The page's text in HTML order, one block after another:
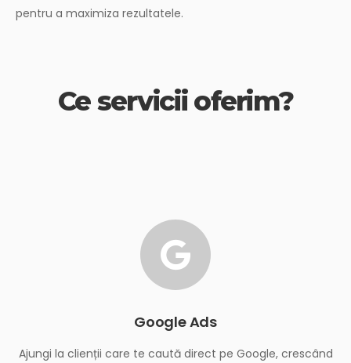
pentru a maximiza rezultatele.
Ce servicii oferim?
Google Ads
Ajungi la clienții care te caută direct pe Google, crescând